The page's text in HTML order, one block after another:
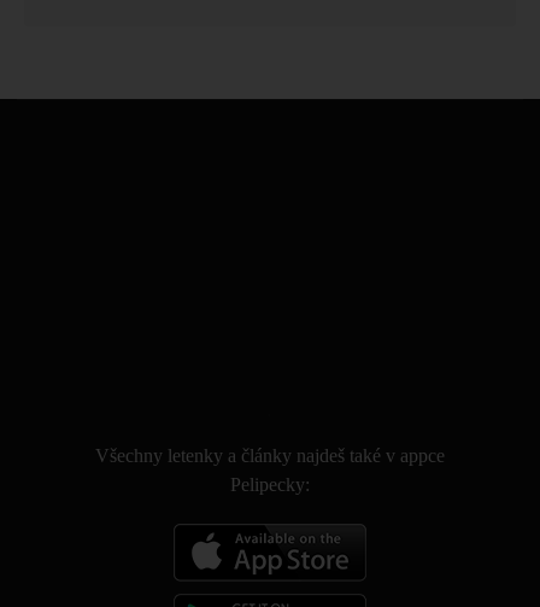
Všechny letenky a články najdeš také v appce
Pelipecky: